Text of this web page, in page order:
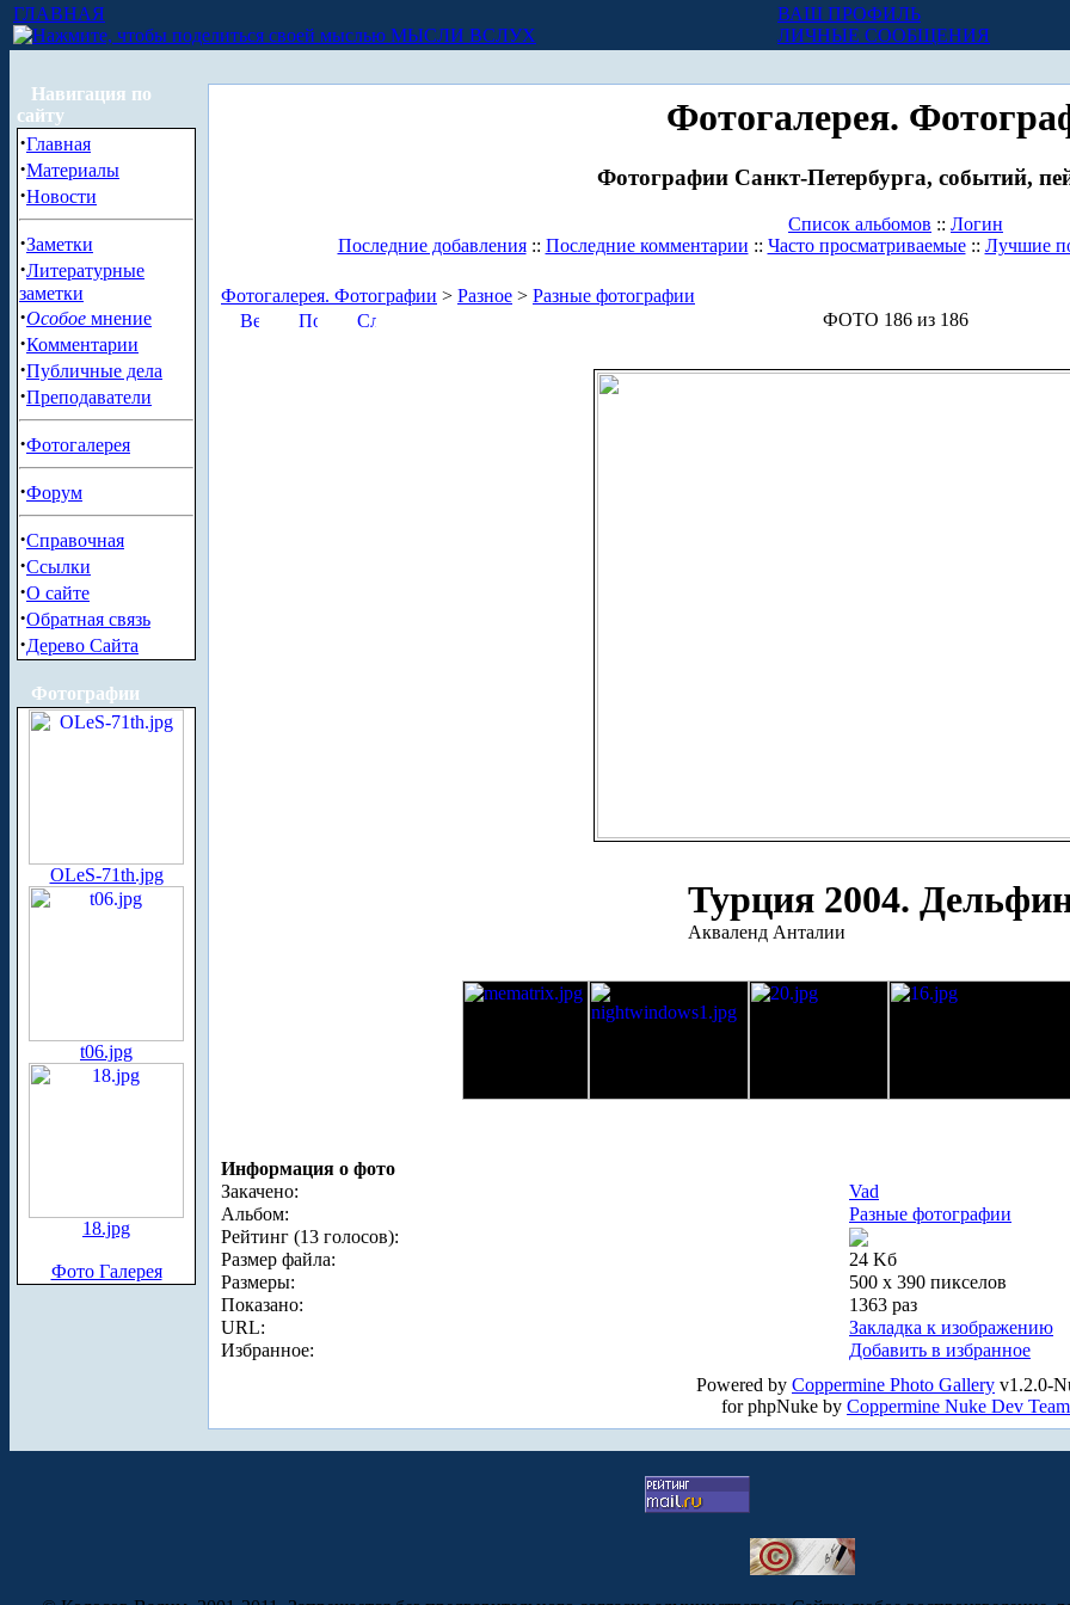
ГЛАВНАЯ
МЫСЛИ ВСЛУХ
ВАШ ПРОФИЛЬ
ЛИЧНЫЕ СООБЩЕНИЯ
Навигация по
сайту
·Главная
·Материалы
·Новости
·Заметки
·Литературные
заметки
·Особое мнение
·Комментарии
·Публичные дела
·Преподаватели
·Фотогалерея
·Форум
·Справочная
·Ссылки
·О сайте
·Обратная связь
·Дерево Сайта
Фотографии
OLeS-71th.jpg
t06.jpg
18.jpg
Фото Галерея
Фотогалерея.
Фотографии Санкт-Петербурга, событий,
Список альбомов :: Логин
Последние добавления:: Последние комментарии :: Часто просматриваемые:: Лучшие
Фотогалерея. Фотографии > Разное > Разные фотографии
ФОТО 186 из 186
Турция 2004.
Акваленд Анталии
Информация о фото
Закачено:
Vad
Альбом:
Разные фотографии
Рейтинг (13 голосов):
Размер файла:
24 Kб
Размеры:
500 x 390 пикселов
Показано:
1363 раз
URL:
Закладка к изображению
Избранное:
Добавить в избранное
Powered by Coppermine Photo Gallery v1.2.0-
for phpNuke by Coppermine Nuke Dev Team